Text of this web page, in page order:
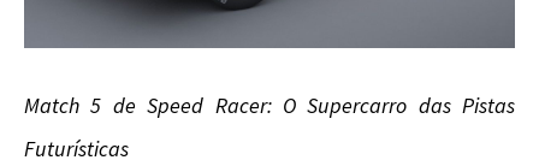
Match 5 de Speed Racer: O Supercarro das Pistas
Futurísticas